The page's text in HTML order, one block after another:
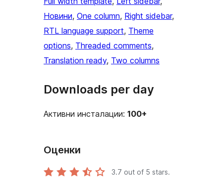
Новини, One column, Right sidebar
RTL language support, Theme
options, Threaded comments
Translation ready, Two columns
Downloads per day
Активни инсталации: 100+
Оценки
3.7 out of 5 stars.